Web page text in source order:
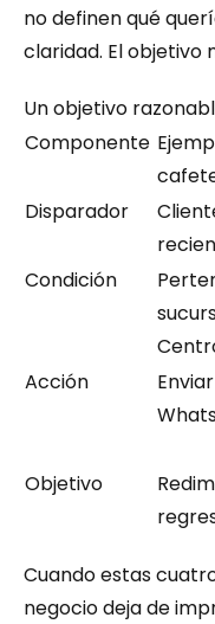
no definen qué
claridad. El objetivo
Un objetivo
Componente
Disparador
Condición
Acción
Objetivo
Cuando estas
negocio deja de